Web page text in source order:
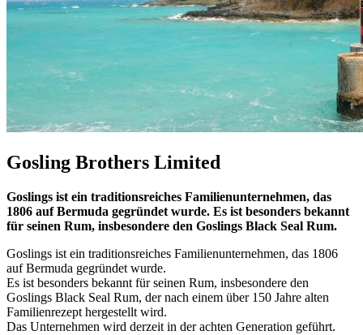
Gosling Brothers Limited
Goslings ist ein traditionsreiches Familienunternehmen, das
1806 auf Bermuda gegründet wurde. Es ist besonders bekannt
für seinen Rum, insbesondere den Goslings Black Seal Rum.
Goslings ist ein traditionsreiches Familienunternehmen, das 1806
auf Bermuda gegründet wurde.
Es ist besonders bekannt für seinen Rum, insbesondere den
Goslings Black Seal Rum, der nach einem über 150 Jahre alten
Familienrezept hergestellt wird.
Das Unternehmen wird derzeit in der achten Generation geführt.